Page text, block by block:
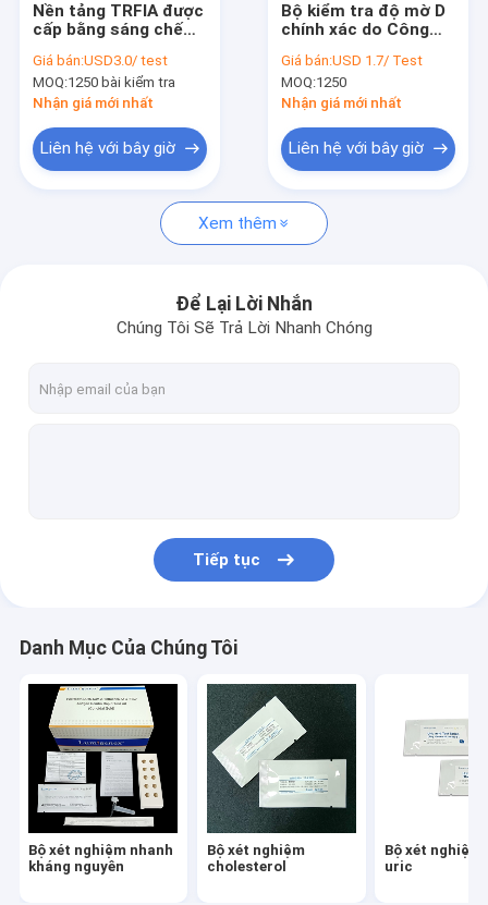
Tin tức
Các trường hợp
Bộ xét nghiệm nhanh kháng nguyên
Bộ xét nghiệm axit uric
Máy phân tích hóa học khô
Infectious Disease Test Kit
Kidney Function Test Kit
POC Testing Device
Rapid Test Reagent
Vật tư tiêu hao phòng thí nghiệm
Nền tảng TRFIA được
cấp bằng sáng chế
nghiệm CTnI IVD
được sử dụng trong
phòng thí nghiệm
phòng thí nghiệm
Giá bán:USD3.0/ test
MOQ:1250 bài kiểm tra
Nhận giá mới nhất
Liên hệ với bây giờ
Bộ kiểm tra độ mờ D
chính xác do Công
dấu tim được CFDA
phê duyệt
Giá bán:USD 1.7/ Test
MOQ:1250
Nhận giá mới nhất
Liên hệ với bây giờ
Xem thêm
Để Lại Lời Nhắn
Chúng Tôi Sẽ Trả Lời Nhanh Chóng
Tiếp tục
Danh Mục Của Chúng Tôi
Bộ xét nghiệm nhanh
kháng nguyên
Bộ xét nghiệm
cholesterol
Bộ xét nghiệm
uric